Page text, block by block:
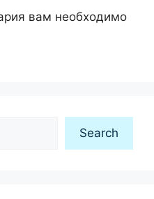
вам необходимо
Search